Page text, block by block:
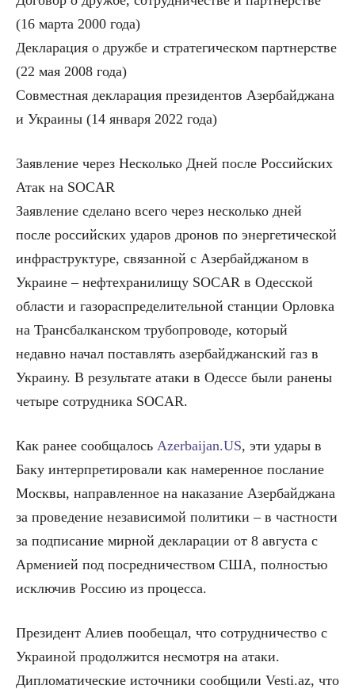
(16 марта 2000 года)
Декларация о дружбе и стратегическом партнерстве
(22 мая 2008 года)
Совместная декларация президентов Азербайджана
и Украины (14 января 2022 года)
Заявление через Несколько Дней после Российских
Атак на SOCAR
Заявление сделано всего через несколько дней
после российских ударов дронов по энергетической
инфраструктуре, связанной с Азербайджаном в
Украине – нефтехранилищу SOCAR в Одесской
области и газораспределительной станции Орловка
на Трансбалканском трубопроводе, который
недавно начал поставлять азербайджанский газ в
Украину. В результате атаки в Одессе были ранены
четыре сотрудника SOCAR.
Как ранее сообщалось Azerbaijan.US, эти удары в
Баку интерпретировали как намеренное послание
Москвы, направленное на наказание Азербайджана
за проведение независимой политики – в частности
за подписание мирной декларации от 8 августа с
Арменией под посредничеством США, полностью
исключив Россию из процесса.
Президент Алиев пообещал, что сотрудничество с
Украиной продолжится несмотря на атаки.
Дипломатические источники сообщили Vesti.az, что